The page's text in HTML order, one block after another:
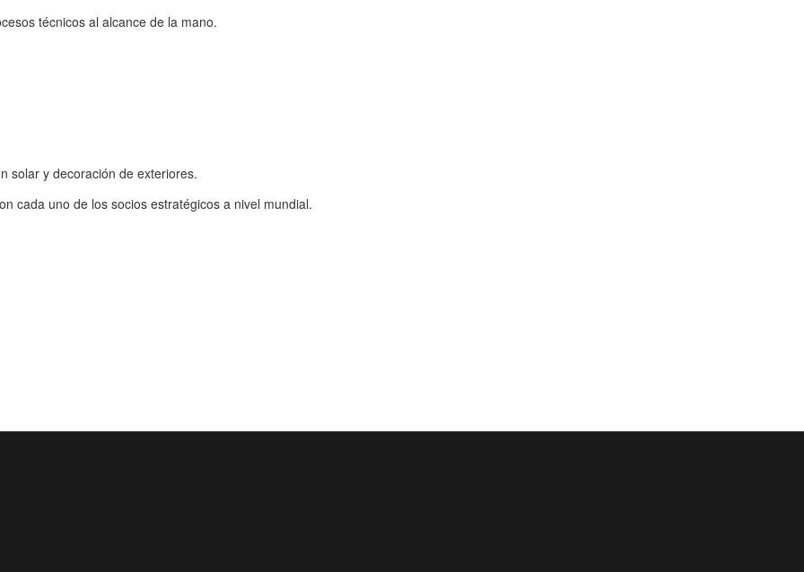
técnicos al alcance de la mano.
solar y decoración de exteriores.
cada uno de los socios estratégicos a nivel mundial.